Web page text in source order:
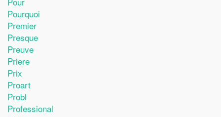
Pourquoi
Premier
Presque
Preuve
Priere
Prix
Proart
Probl
Professional